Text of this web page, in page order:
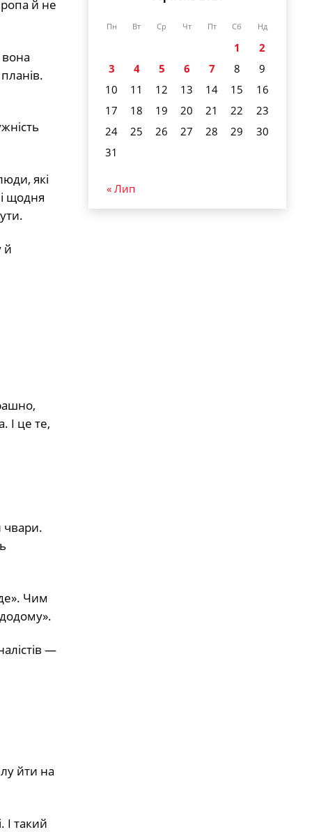
й не
які
щодня
й
І це те,
чвари.
Чим
—
йти на
І такий
Пн Вт Ср Чт Пт Сб Нд
1
2
3
4 5 6 7 8
9
10
11 12 13 14 15
16
17
18 19 20 21 22
23
24
25 26 27 28 29
30
31
« Лип